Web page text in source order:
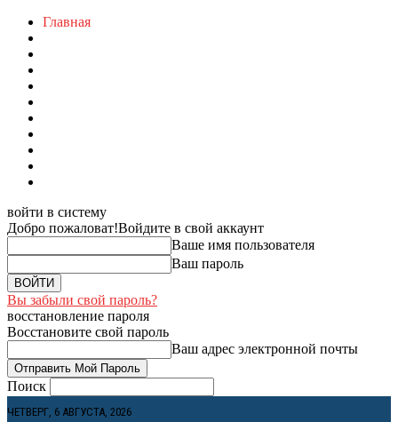
Главная
войти в систему
Добро пожаловат!Войдите в свой аккаунт
Ваше имя пользователя
Ваш пароль
Вы забыли свой пароль?
восстановление пароля
Восстановите свой пароль
Ваш адрес электронной почты
Поиск
ЧЕТВЕРГ, 6 АВГУСТА, 2026